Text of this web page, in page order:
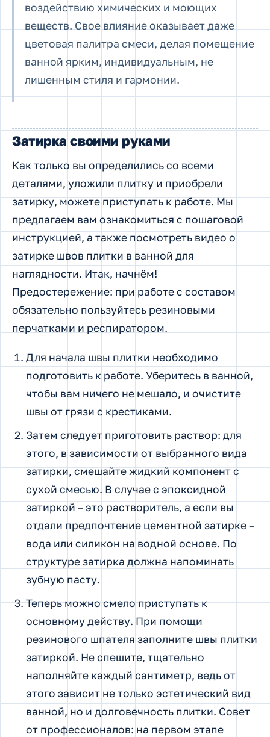
воздействию химических и моющих
веществ. Свое влияние оказывает даже
цветовая палитра смеси, делая помещение
ванной ярким, индивидуальным, не
лишенным стиля и гармонии.
Затирка своими руками
Как только вы определились со всеми
деталями, уложили плитку и приобрели
затирку, можете приступать к работе. Мы
предлагаем вам ознакомиться с пошаговой
инструкцией, а также посмотреть видео о
затирке швов плитки в ванной для
наглядности. Итак, начнём!
Предостережение: при работе с составом
обязательно пользуйтесь резиновыми
перчатками и респиратором.
Для начала швы плитки необходимо
подготовить к работе. Уберитесь в ванной,
чтобы вам ничего не мешало, и очистите
швы от грязи с крестиками.
Затем следует приготовить раствор: для
этого, в зависимости от выбранного вида
затирки, смешайте жидкий компонент с
сухой смесью. В случае с эпоксидной
затиркой – это растворитель, а если вы
отдали предпочтение цементной затирке –
вода или силикон на водной основе. По
структуре затирка должна напоминать
зубную пасту.
Теперь можно смело приступать к
основному действу. При помощи
резинового шпателя заполните швы плитки
затиркой. Не спешите, тщательно
наполняйте каждый сантиметр, ведь от
этого зависит не только эстетический вид
ванной, но и долговечность плитки. Совет
от профессионалов: на первом этапе